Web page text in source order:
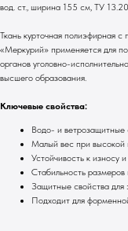
вод. ст., ширина 155 см, ТУ
Ткань курточная полиэфирная
«Меркурий» применяется для
органов уголовно-
высшего образования.
Ключевые свойства:
Водо- и ветрозащитные
Малый вес при высокой
Устойчивость к износу
Стабильность размеров
Защитные свойства для
Подходит для